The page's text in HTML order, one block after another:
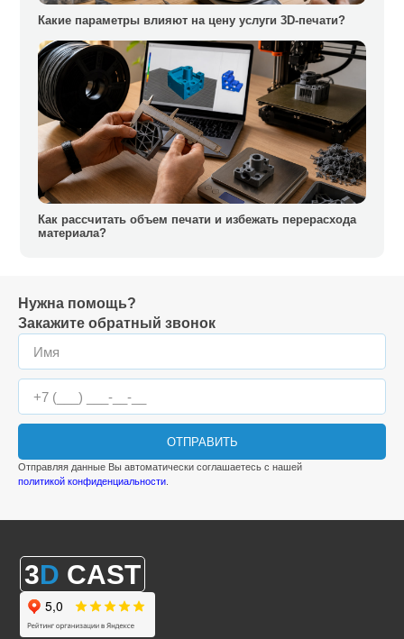
Какие параметры влияют на цену услуги 3D-печати?
Как рассчитать объем печати и избежать перерасхода
материала?
Нужна помощь?
Закажите обратный звонок
ОТПРАВИТЬ
Отправляя данные Вы автоматически соглашаетесь с нашей
политикой конфиденциальности.
3D CAST